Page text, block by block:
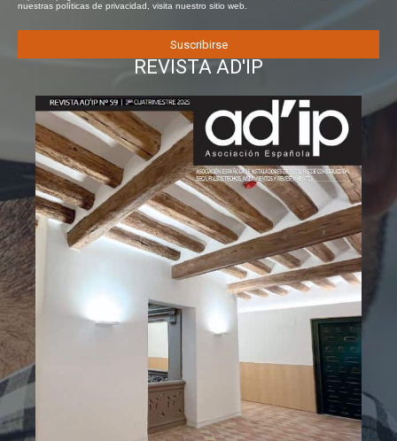
nuestras políticas de privacidad, visita nuestro sitio web.
REVISTA AD'IP